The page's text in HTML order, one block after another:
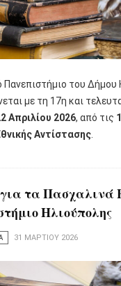
Πανεπιστήμιο του Δήμου
με τη 17η και
Απριλίου 2026, από τις
Αντίστασης.
τα Πασχαλινά
Ηλιούπολης
31 ΜΑΡΤΊΟΥ 2026